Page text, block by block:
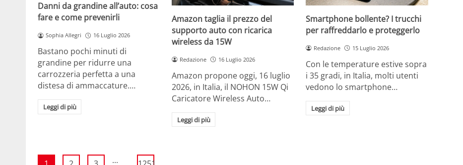
Danni da grandine all’auto: cosa
fare e come prevenirli
Sophia Allegri 16 Luglio 2026
Bastano pochi minuti di
grandine per ridurre una
carrozzeria perfetta a una
distesa di ammaccature.…
Leggi di più
Amazon taglia il prezzo del
supporto auto con ricarica
wireless da 15W
Redazione 16 Luglio 2026
Amazon propone oggi, 16 luglio
2026, in Italia, il NOHON 15W Qi
Caricatore Wireless Auto…
Leggi di più
Smartphone bollente? I trucchi
per raffreddarlo e proteggerlo
Redazione 15 Luglio 2026
Con le temperature estive sopra
i 35 gradi, in Italia, molti utenti
vedono lo smartphone…
Leggi di più
...